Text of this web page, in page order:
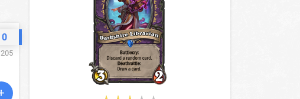
0
205